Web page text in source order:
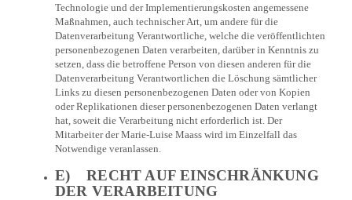
Technologie und der Implementierungskosten angemessene
Maßnahmen, auch technischer Art, um andere für die
Datenverarbeitung Verantwortliche, welche die veröffentlichten
personenbezogenen Daten verarbeiten, darüber in Kenntnis zu
setzen, dass die betroffene Person von diesen anderen für die
Datenverarbeitung Verantwortlichen die Löschung sämtlicher
Links zu diesen personenbezogenen Daten oder von Kopien
oder Replikationen dieser personenbezogenen Daten verlangt
hat, soweit die Verarbeitung nicht erforderlich ist. Der
Mitarbeiter der Marie-Luise Maass wird im Einzelfall das
Notwendige veranlassen.
E) RECHT AUF EINSCHRÄNKUNG
DER VERARBEITUNG